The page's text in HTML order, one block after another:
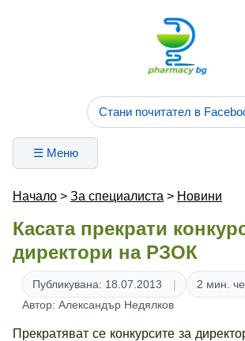
Стани почитател в
☰ Меню
Начало > За специалиста > Новини
Касата прекрати
директори на РЗОК
Публикувана: 18.07.2013
2 мин.
Автор: Александър Недялков
Прекратяват се конкурсите за